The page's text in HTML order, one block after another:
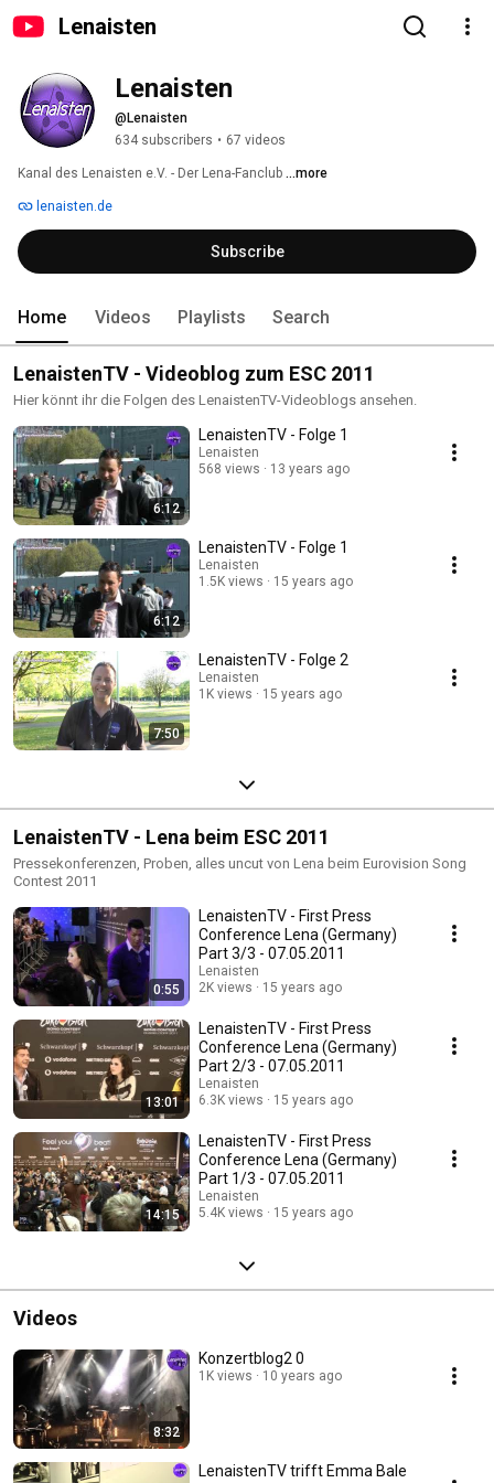
Lenaisten
Lenaisten
@Lenaisten
634 subscribers • 67 videos
Kanal des Lenaisten e.V. - Der Lena-Fanclub ...more
lenaisten.de
Subscribe
Home Videos Playlists Search
LenaistenTV - Videoblog zum ESC 2011
Hier könnt ihr die Folgen des LenaistenTV-Videoblogs ansehen.
6:12
LenaistenTV - Folge 1
Lenaisten
568 views
13 years ago
6:12
LenaistenTV - Folge 1
Lenaisten
1.5K views
15 years ago
7:50
LenaistenTV - Folge 2
Lenaisten
1K views
15 years ago
LenaistenTV - Lena beim ESC 2011
Pressekonferenzen, Proben, alles uncut von Lena beim Eurovision Song
Contest 2011
0:55
LenaistenTV - First Press
Conference Lena (Germany)
Part 3/3 - 07.05.2011
Lenaisten
2K views
15 years ago
13:01
LenaistenTV - First Press
Conference Lena (Germany)
Part 2/3 - 07.05.2011
Lenaisten
6.3K views
15 years ago
14:15
LenaistenTV - First Press
Conference Lena (Germany)
Part 1/3 - 07.05.2011
Lenaisten
5.4K views
15 years ago
Videos
8:32
Konzertblog2 0
1K views 10 years ago
LenaistenTV trifft Emma Bale